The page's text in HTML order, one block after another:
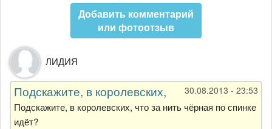
Добавить комментарий
или фотоотзыв
ЛИДИЯ
30.08.2013 - 23:53
Подскажите, в королевских,
Подскажите, в королевских, что за нить чёрная по спинке
идёт?